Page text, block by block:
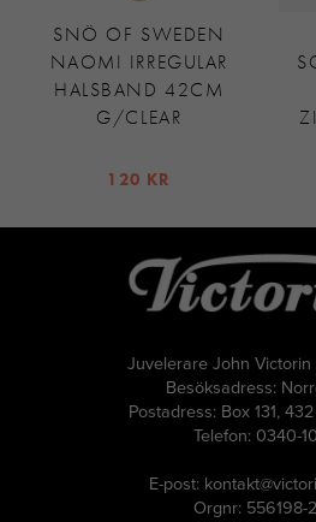
SNÖ OF SWEDEN
NAOMI IRREGULAR
HALSBAND 42CM
G/CLEAR
120 KR
Juvelerare John Victorin
Besöksadress:
Postadress: Box 131,
Telefon: 0340-
E-post:
Orgnr: 556198-